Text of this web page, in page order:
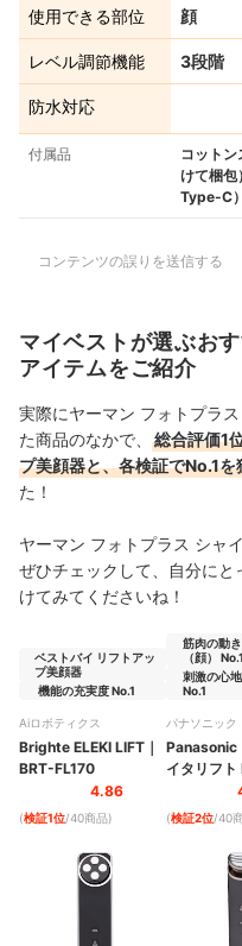
使用できる部位 顔
レベル調節機能 3段階
防水対応
付属品
コット
けて梱
Type-C
コンテンツの誤りを送信する
マイベストが選ぶお
アイテムをご紹介
実際にヤーマン フォトプラ
た商品のなかで、
総合評価1
プ美顔器と、各検証でNo.1
た！
ヤーマン フォトプラス シャ
ぜひチェックして、自分に
けてみてくださいね！
ベストバイ リフトアッ
プ美顔器
機能の充実度 No.1
Aiロボティクス
Brighte ELEKI LIFT ｜
BRT-FL170
4.86
(検証1位/40商品)
筋肉の動
（顔） No.1
刺激の心地
No.1
パナソニック
Panasonic
イタリフト
(検証2位/40